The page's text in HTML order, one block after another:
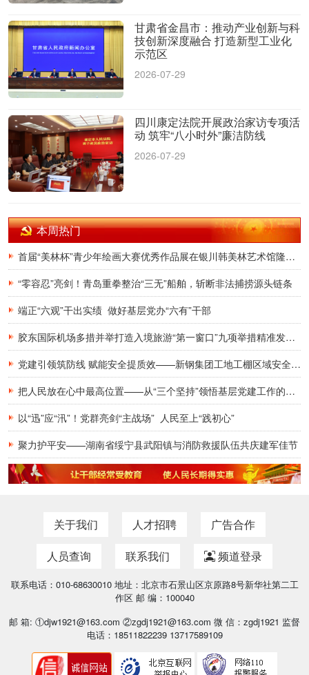
甘肃省金昌市：推动产业创新与科
技创新深度融合 打造新型工业化
示范区
2026-07-29
四川康定法院开展政治家访专项活
动 筑牢“八小时外”廉洁防线
2026-07-29
本周热门
首届“美林杯”青少年绘画大赛优秀作品展在银川韩美林艺术馆隆重开幕
“零容忍”亮剑！青岛重拳整治“三无”船舶，斩断非法捕捞源头链条
端正“六观”干出实绩 做好基层党办“六有”干部
胶东国际机场多措并举打造入境旅游“第一窗口”九项举措精准发力，助力青岛建设国际滨海旅游度假胜地
党建引领筑防线 赋能安全提质效——新钢集团工地工棚区域安全管理创新实践研究
把人民放在心中最高位置——从“三个坚持”领悟基层党建工作的为民初心
以“迅”应“汛”！党群亮剑“主战场” 人民至上“践初心”
聚力护平安——湖南省绥宁县武阳镇与消防救援队伍共庆建军佳节
关于我们 人才招聘
广告合作
人员查询
联系我们 频道登录
联系电话：010-68630010 地址：北京市石景山区京原路8号新华社第二工
作区 邮 编：100040
邮 箱: ①djw1921@163.com ②zgdj1921@163.com 微 信：zgdj1921 监督
电话：18511822239 13717589109